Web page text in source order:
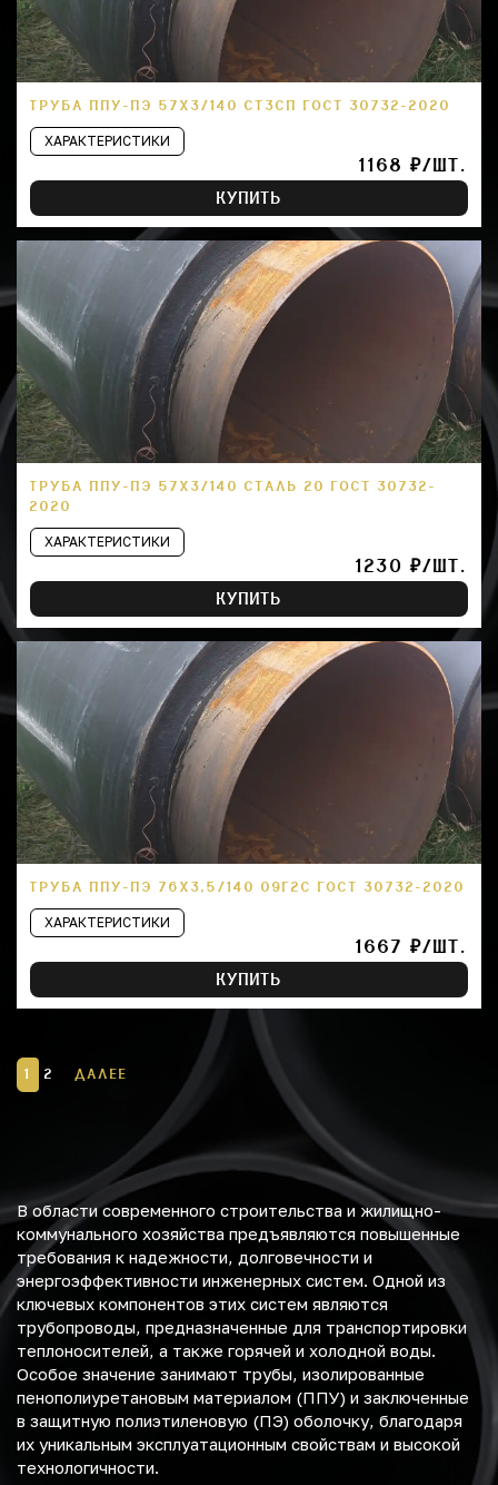
ТРУБА ППУ-ПЭ 57Х3/140 СТ3СП ГОСТ 30732-2020
ХАРАКТЕРИСТИКИ
1168 ₽/ШТ.
КУПИТЬ
ТРУБА ППУ-ПЭ 57Х3/140 СТАЛЬ 20 ГОСТ 30732-
2020
ХАРАКТЕРИСТИКИ
1230 ₽/ШТ.
КУПИТЬ
ТРУБА ППУ-ПЭ 76Х3,5/140 09Г2С ГОСТ 30732-2020
ХАРАКТЕРИСТИКИ
1667 ₽/ШТ.
КУПИТЬ
1 2 ДАЛЕЕ
В области современного строительства и жилищно-
коммунального хозяйства предъявляются повышенные
требования к надежности, долговечности и
энергоэффективности инженерных систем. Одной из
ключевых компонентов этих систем являются
трубопроводы, предназначенные для транспортировки
теплоносителей, а также горячей и холодной воды.
Особое значение занимают трубы, изолированные
пенополиуретановым материалом (ППУ) и заключенные
в защитную полиэтиленовую (ПЭ) оболочку, благодаря
их уникальным эксплуатационным свойствам и высокой
технологичности.